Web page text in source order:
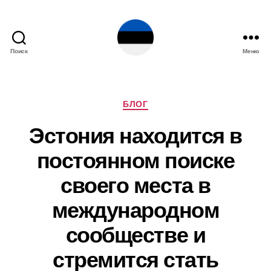
Поиск Меню
Рубрики
БЛОГ
Эстония находится в
постоянном поиске
своего места в
международном
сообществе и
стремится стать